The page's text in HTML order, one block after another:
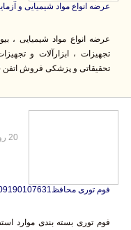
عرضه انواع مواد شیمیایی و
عرضه انواع مواد شیمیایی ،
تجهیزات ، ابزارآلات و
تحقیقاتی و پزشکی فروش اتفن
فوم توری محافظ09190107631
فوم توری بسته بندی موارد
چینی و انواع وسیله شیشه ای ،
20 روز پیش